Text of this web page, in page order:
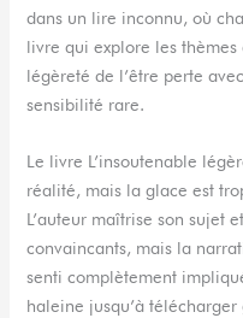
dans un lire inconnu, où
livre qui explore les thèmes
légèreté de l’être perte
sensibilité rare.
Le livre L’insoutenable
réalité, mais la glace est
L’auteur maîtrise son sujet
convaincants, mais la
senti complètement
haleine jusqu’à